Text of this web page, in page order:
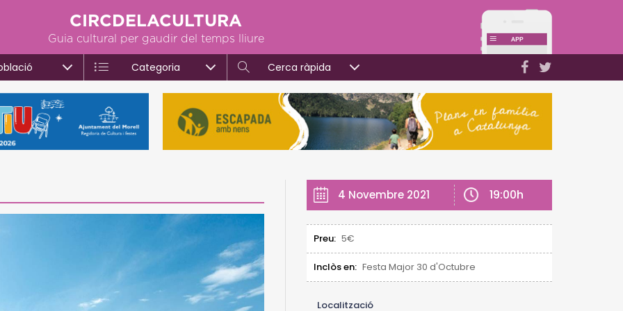
CIRCDELACULTURA
Guia cultural per gaudir del temps lliure
Categoria Cerca ràpida
4 Novembre 2021 19:00h
Preu: 5€
Inclòs en: Festa Major 30 d'Octubre
Localització